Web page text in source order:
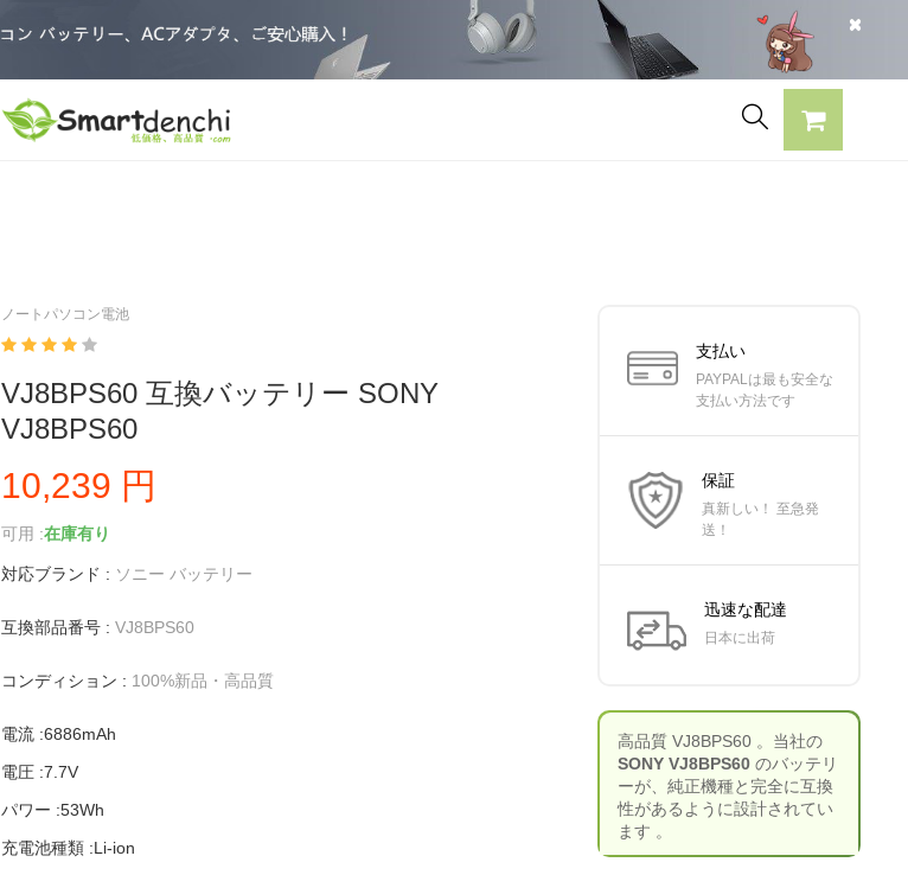
ノートパソコン電池
VJ8BPS60 互換バッテリー SONY
VJ8BPS60
10,239 円
可用 :在庫有り
対応ブランド : ソニー バッテリー
互換部品番号 : VJ8BPS60
コンディション : 100%新品・高品質
電流 :6886mAh
電圧 :7.7V
パワー :53Wh
充電池種類 :Li-ion
支払い
PAYPALは最も安全な
支払い方法です
保証
真新しい！ 至急発
送！
迅速な配達
日本に出荷
高品質 VJ8BPS60 。当社の
SONY VJ8BPS60 のバッテリ
ーが、純正機種と完全に互換
性があるように設計されてい
ます 。